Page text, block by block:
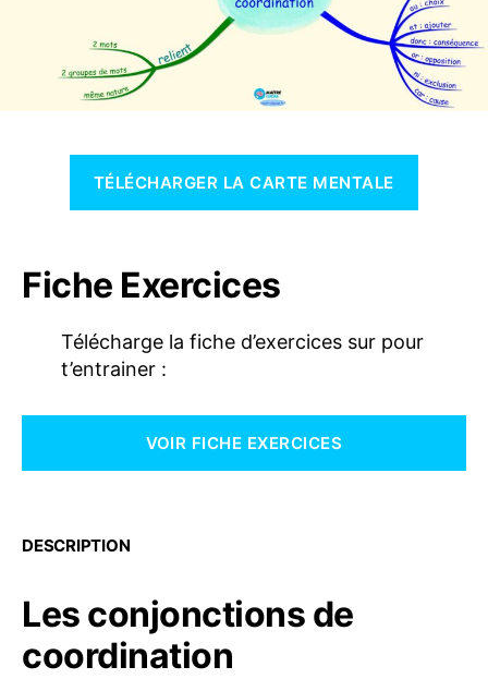
TÉLÉCHARGER LA CARTE MENTALE
Fiche Exercices
Télécharge la fiche d’exercices sur pour
t’entrainer :
VOIR FICHE EXERCICES
DESCRIPTION
Les conjonctions de
coordination